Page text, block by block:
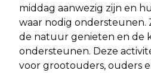
middag aanwezig zijn en
waar nodig ondersteunen.
de natuur genieten en de
ondersteunen. Deze
voor grootouders, ouders